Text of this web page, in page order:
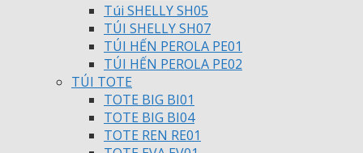
Túi SHELLY SH05
TÚI SHELLY SH07
TÚI HẾN PEROLA PE01
TÚI HẾN PEROLA PE02
TÚI TOTE
TOTE BIG BI01
TOTE BIG BI04
TOTE REN RE01